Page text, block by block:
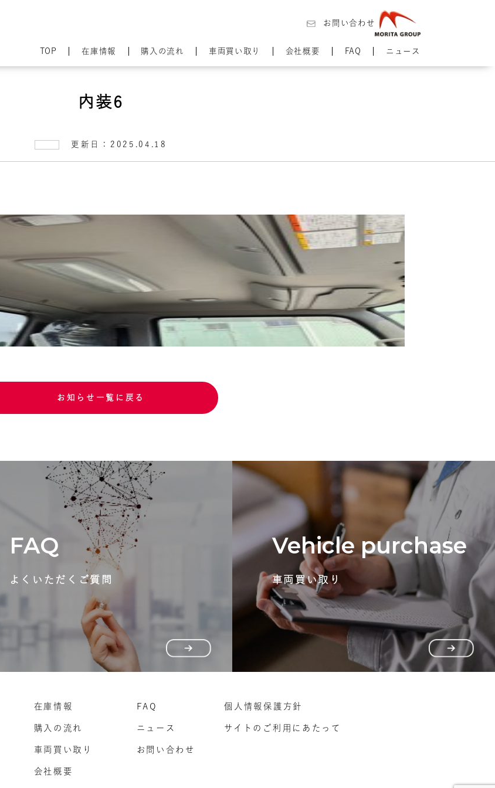
お問い合わせ
TOP 在庫情報 購入の流れ 車両買い取り 会社概要 FAQ ニュース
内装6
更新日：2025.04.18
お知らせ一覧に戻る
FAQ
よくいただくご質問
Vehicle purchase
車両買い取り
在庫情報
購入の流れ
車両買い取り
会社概要
FAQ
ニュース
お問い合わせ
個人情報保護方針
サイトのご利用にあたって